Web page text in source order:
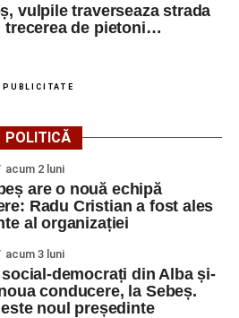
vulpile traverseaza strada
trecerea de pietoni…
PUBLICITATE
POLITICĂ
acum 2 luni
are o nouă echipă
Radu Cristian a fost ales
al organizației
acum 3 luni
democrați din Alba și-
conducere, la Sebeș.
noul președinte